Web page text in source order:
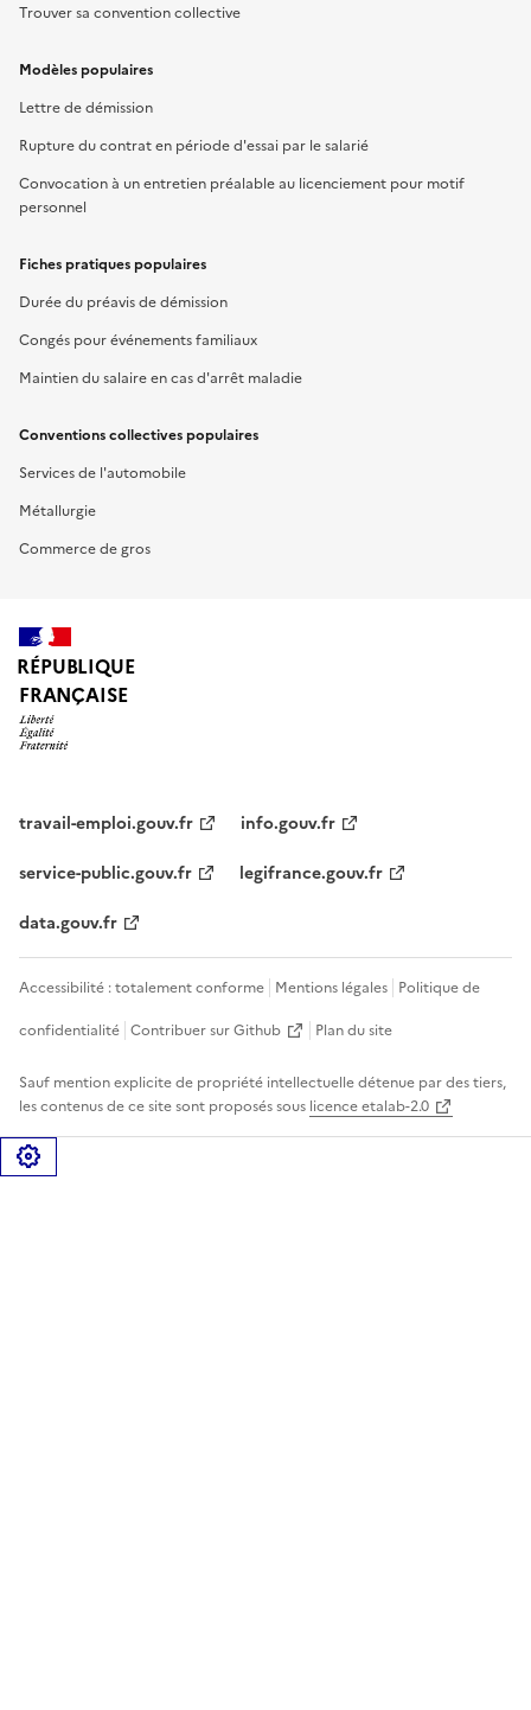
Trouver sa convention collective
Modèles populaires
Lettre de démission
Rupture du contrat en période d'essai par le salarié
Convocation à un entretien préalable au licenciement pour motif
personnel
Fiches pratiques populaires
Durée du préavis de démission
Congés pour événements familiaux
Maintien du salaire en cas d'arrêt maladie
Conventions collectives populaires
Services de l'automobile
Métallurgie
Commerce de gros
RÉPUBLIQUE
FRANÇAISE
travail-emploi.gouv.fr
info.gouv.fr
service-public.gouv.fr
legifrance.gouv.fr
data.gouv.fr
Accessibilité : totalement conforme Mentions légales Politique de
confidentialité Contribuer sur Github Plan du site
Sauf mention explicite de propriété intellectuelle détenue par des tiers,
les contenus de ce site sont proposés sous licence etalab-2.0
Gérer les cookies